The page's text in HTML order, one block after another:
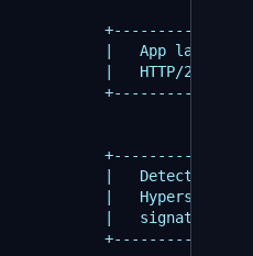
|   App layer
|   HTTP/2 TLS
|   Detect
|   Hyperscan +
|   signature